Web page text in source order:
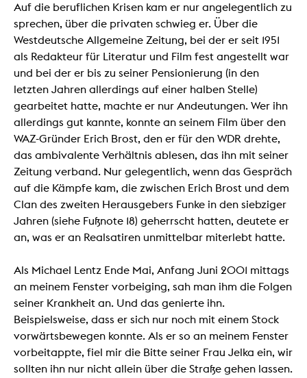
Auf die beruflichen Krisen kam er nur angelegentlich zu
sprechen, über die privaten schwieg er. Über die
Westdeutsche Allgemeine Zeitung, bei der er seit 1951
als Redakteur für Literatur und Film fest angestellt war
und bei der er bis zu seiner Pensionierung (in den
letzten Jahren allerdings auf einer halben Stelle)
gearbeitet hatte, machte er nur Andeutungen. Wer ihn
allerdings gut kannte, konnte an seinem Film über den
WAZ-Gründer Erich Brost, den er für den WDR drehte,
das ambivalente Verhältnis ablesen, das ihn mit seiner
Zeitung verband. Nur gelegentlich, wenn das Gespräch
auf die Kämpfe kam, die zwischen Erich Brost und dem
Clan des zweiten Herausgebers Funke in den siebziger
Jahren (siehe Fußnote 18) geherrscht hatten, deutete er
an, was er an Realsatiren unmittelbar miterlebt hatte.
Als Michael Lentz Ende Mai, Anfang Juni 2001 mittags
an meinem Fenster vorbeiging, sah man ihm die Folgen
seiner Krankheit an. Und das genierte ihn.
Beispielsweise, dass er sich nur noch mit einem Stock
vorwärtsbewegen konnte. Als er so an meinem Fenster
vorbeitappte, fiel mir die Bitte seiner Frau Jelka ein, wir
sollten ihn nur nicht allein über die Straße gehen lassen.